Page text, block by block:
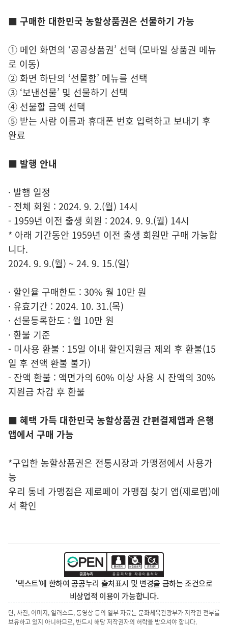
■ 구매한 대한민국 농할상품권은 선물하기 가능
① 메인 화면의 ‘공공상품권’ 선택 (모바일 상품권 메뉴
로 이동)
② 화면 하단의 ‘선물함’ 메뉴를 선택
③ ‘보낸선물’ 및 선물하기 선택
④ 선물할 금액 선택
⑤ 받는 사람 이름과 휴대폰 번호 입력하고 보내기 후
완료
■ 발행 안내
· 발행 일정
- 전체 회원 : 2024. 9. 2.(월) 14시
- 1959년 이전 출생 회원 : 2024. 9. 9.(월) 14시
* 아래 기간동안 1959년 이전 출생 회원만 구매 가능합
니다.
2024. 9. 9.(월) ~ 24. 9. 15.(일)
· 할인율 구매한도 : 30% 월 10만 원
· 유효기간 : 2024. 10. 31.(목)
· 선물등록한도 : 월 10만 원
· 환불 기준
- 미사용 환불 : 15일 이내 할인지원금 제외 후 환불(15
일 후 전액 환불 불가)
- 잔액 환불 : 액면가의 60% 이상 사용 시 잔액의 30%
지원금 차감 후 환불
■ 혜택 가득 대한민국 농할상품권 간편결제앱과 은행
앱에서 구매 가능
*구입한 농할상품권은 전통시장과 가맹점에서 사용가
능
우리 동네 가맹점은 제로페이 가맹점 찾기 앱(제로맵)에
서 확인
'텍스트'에 한하여 공공누리 출처표시 및 변경을 금하는 조건으로
비상업적 이용이 가능합니다.
단, 사진, 이미지, 일러스트, 동영상 등의 일부 자료는 문화체육관광부가 저작권 전부를
보유하고 있지 아니하므로, 반드시 해당 저작권자의 허락을 받으셔야 합니다.